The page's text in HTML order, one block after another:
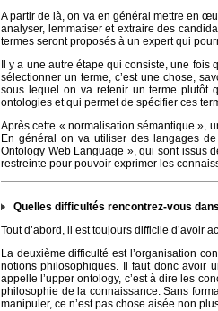
A partir de là, on va en général mettre en
analyser, lemmatiser et extraire des
termes seront proposés à un expert qui
Il y a une autre étape qui consiste, une
sélectionner un terme, c’est une chose,
sous lequel on va retenir un terme plutôt
ontologies et qui permet de spécifier ces
Après cette « normalisation sémantique »,
En général on va utiliser des langages
Ontology Web Language », qui sont issus
restreinte pour pouvoir exprimer les
Quelles difficultés rencontrez-vous
Tout d’abord, il est toujours difficile d’avoir
La deuxième difficulté est l’organisation
notions philosophiques. Il faut donc avoir
appelle l’upper ontology, c’est à dire les
philosophie de la connaissance. Sans
manipuler, ce n’est pas chose aisée non